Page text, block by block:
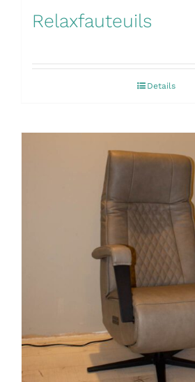
Relaxfauteuils
Details